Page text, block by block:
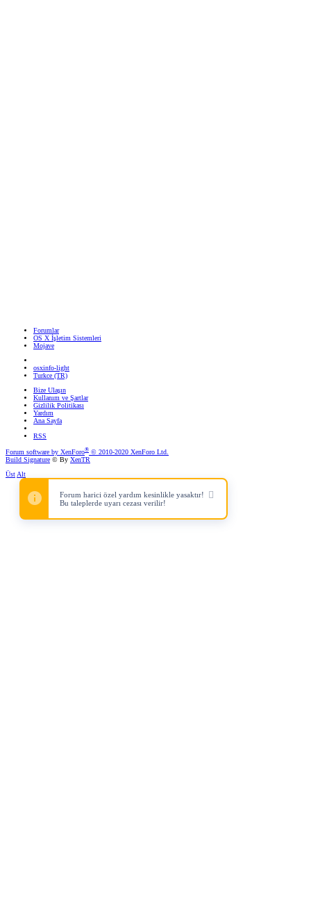
Forumlar
OS X İşletim Sistemleri
Mojave
osxinfo-light
Turkce (TR)
Bize Ulaşın
Kullanım ve Şartlar
Gizlilik Politikası
Yardım
Ana Sayfa
RSS
Forum software by XenForo® © 2010-2020 XenForo Ltd.
Build Signature © By XenTR
ÜstAlt
Forum harici özel yardım kesinlikle yasaktır!
Bu taleplerde uyarı cezası verilir!